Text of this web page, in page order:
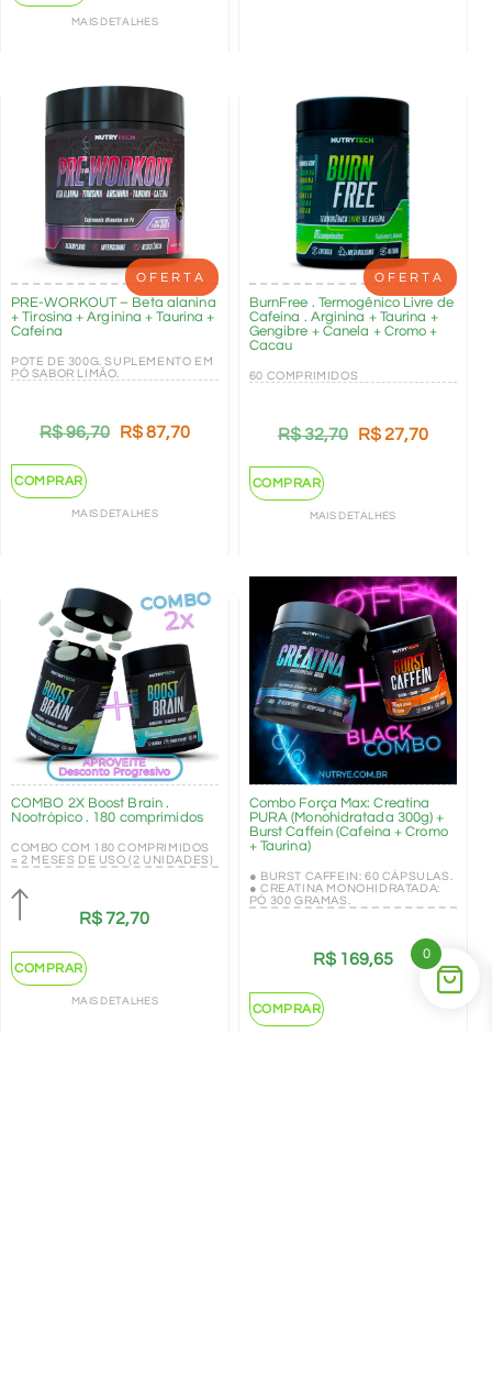
MAIS DETALHES
OFERTA
PRE-WORKOUT – Beta alanina
+ Tirosina + Arginina + Taurina +
Cafeína
POTE DE 300G. SUPLEMENTO EM
PÓ SABOR LIMÃO.
R$96,70 R$87,70
COMPRAR
MAIS DETALHES
OFERTA
BurnFree . Termogênico Livre de
Cafeína . Arginina + Taurina +
Gengibre + Canela + Cromo +
Cacau
60 COMPRIMIDOS
R$32,70 R$27,70
COMPRAR
MAIS DETALHES
COMBO 2X Boost Brain .
Nootrópico . 180 comprimidos
COMBO COM 180 COMPRIMIDOS
= 2 MESES DE USO (2 UNIDADES)
R$72,70
COMPRAR
MAIS DETALHES
Combo Força Max: Creatina
PURA (Monohidratada 300g) +
Burst Caffein (Cafeína + Cromo
+ Taurina)
● BURST CAFFEIN: 60 CÁPSULAS.
● CREATINA MONOHIDRATADA:
PÓ 300 GRAMAS.
R$169,65
COMPRAR
0